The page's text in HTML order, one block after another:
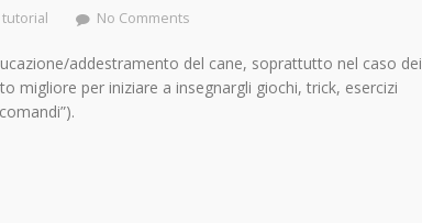
No Comments
addestramento del cane, soprattutto nel caso dei
migliore per iniziare a insegnargli giochi, trick, esercizi